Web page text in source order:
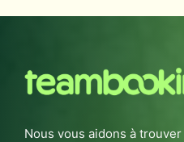
Nous vous aidons à